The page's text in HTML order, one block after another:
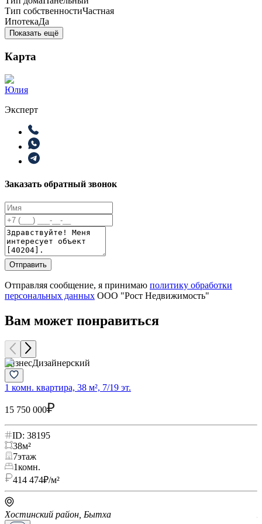
Тип собственностиЧастная
ИпотекаДа
Показать ещё
Карта
Юлия
Эксперт
Заказать обратный звонок
Отправить
Отправляя сообщение, я принимаю политику обработки
персональных данных ООО "Рост Недвижимость"
Вам может понравиться
БизнесДизайнерский
1 комн. квартира, 38 м², 7/19 эт.
15 750 000
ID: 38195
38м²
7этаж
1комн.
414 474₽/м²
Хостинский район, Бытха